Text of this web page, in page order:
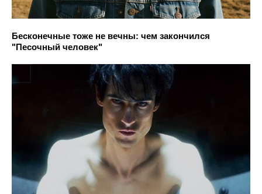
Бесконечные тоже не вечны: чем закончился
"Песочный человек"